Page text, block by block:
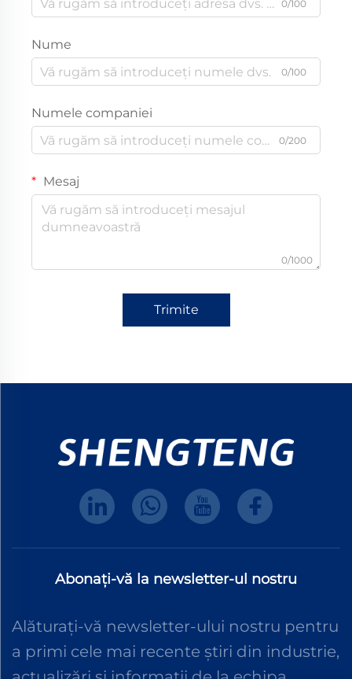
0/100
Nume
0/100
Numele companiei
0/200
Mesaj
0/1000
Trimite
Abonați-vă la newsletter-ul nostru
Alăturați-vă newsletter-ului nostru pentru
a primi cele mai recente știri din industrie,